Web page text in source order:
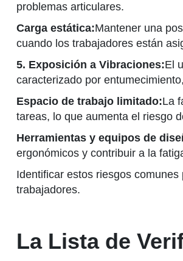
problemas articulares.
Carga estática:Mantener una
cuando los trabajadores están
5. Exposición a Vibraciones:El
caracterizado por
Espacio de trabajo limitado:La
tareas, lo que aumenta el riesgo
Herramientas y equipos de
ergonómicos y contribuir a la
Identificar estos riesgos
trabajadores.
La Lista de